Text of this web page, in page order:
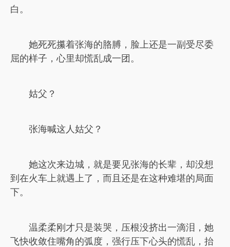
白。
她死死攥着张海的胳膊，脸上还是一副受尽委
屈的样子，心里却慌乱成一团。
姑父？
张海喊这人姑父？
她这次来边城，就是要见张海的长辈，却没想
到在火车上就遇上了，而且还是在这种难堪的局面
下。
温柔柔刚才只是装哭，压根没挤出一滴泪，她
飞快收敛住嘴角的弧度，强行压下心头的慌乱，抬